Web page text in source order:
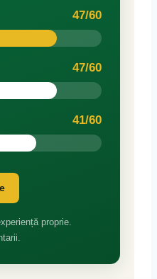
47/60
47/60
41/60
proprie.